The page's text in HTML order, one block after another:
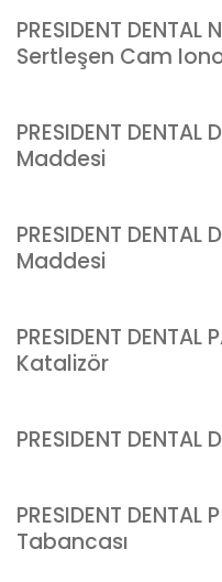
PRESIDENT DENTAL
Sertleşen Cam
PRESIDENT
Maddesi
PRESIDENT
Maddesi
PRESIDENT DENTAL
Katalizör
PRESIDENT DENTAL
PRESIDENT DENTAL
Tabancası